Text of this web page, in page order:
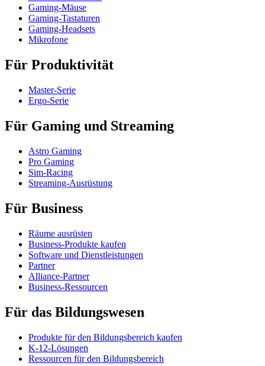
Gaming-Mäuse
Gaming-Tastaturen
Gaming-Headsets
Mikrofone
Für Produktivität
Master-Serie
Ergo-Serie
Für Gaming und Streaming
Astro Gaming
Pro Gaming
Sim-Racing
Streaming-Ausrüstung
Für Business
Räume ausrüsten
Business-Produkte kaufen
Software und Dienstleistungen
Partner
Alliance-Partner
Business-Ressourcen
Für das Bildungswesen
Produkte für den Bildungsbereich kaufen
K-12-Lösungen
Ressourcen für den Bildungsbereich